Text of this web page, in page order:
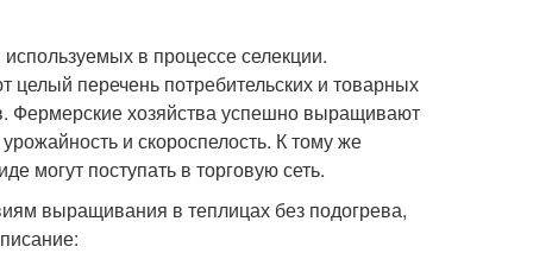
в процессе селекции.
целый перечень потребительских и товарных
Фермерские хозяйства успешно выращивают
и скороспелость. К тому же
могут поступать в торговую сеть.
выращивания в теплицах без подогрева,